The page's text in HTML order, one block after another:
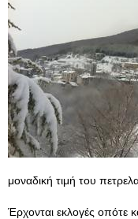
μοναδική τιμή του
Έρχονται εκλογές οπότε